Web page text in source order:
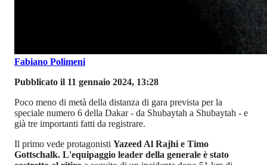
Fabiano Polimeni
Pubblicato il 11 gennaio 2024, 13:28
Poco meno di metà della distanza di gara prevista per la
speciale numero 6 della Dakar - da Shubaytah a Shubaytah - e
già tre importanti fatti da registrare.
Il primo vede protagonisti Yazeed Al Rajhi e Timo
Gottschalk. L'equipaggio leader della generale è stato